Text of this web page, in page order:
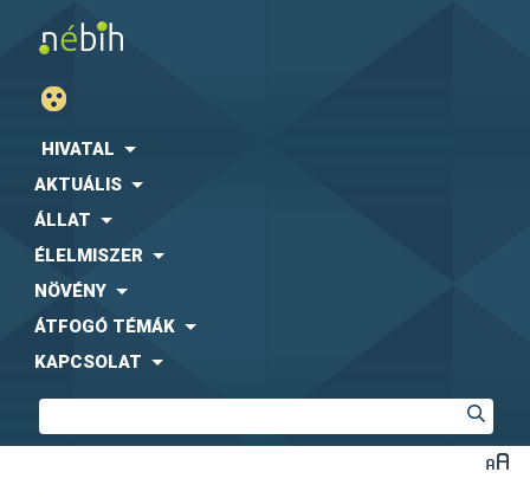
HIVATAL
AKTUÁLIS
ÁLLAT
ÉLELMISZER
NÖVÉNY
ÁTFOGÓ TÉMÁK
KAPCSOLAT